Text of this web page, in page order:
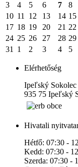
3
4 5 6 7 8
10 11 12 13 14 15
17 18 19 20 21 22
24 25 26 27 28 29
31
1 2 3 4 5
Elérhetőség
Ipeľský Sokolec
935 75 Ipeľský
Hivatali
Hétfő: 07:30 -
Kedd: 07:30 -
Szerda: 07:30 -